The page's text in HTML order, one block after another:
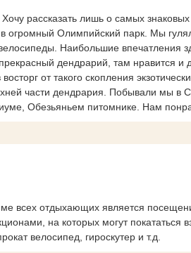
рассказать лишь о самых
огромный Олимпийский парк. Мы
Наибольшие впечатления
дендрарий, там нравится и
от такого скопления
части дендрария. Побывали мы в
Обезьяньем питомнике. Нам
всех отдыхающих является
на которых могут покататься
велосипед, гироскутер и т.д.